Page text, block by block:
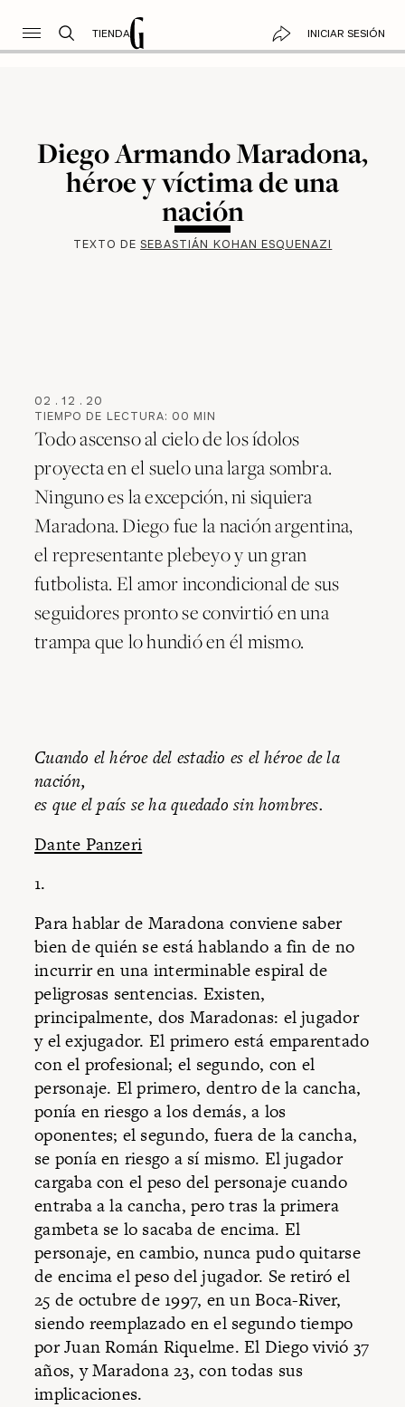
TIENDA INICIAR SESIÓN
Diego Armando Maradona,
héroe y víctima de una
nación
TEXTO DE SEBASTIÁN KOHAN ESQUENAZI
02 . 12 . 20
TIEMPO DE LECTURA: 00 MIN
Todo ascenso al cielo de los ídolos
proyecta en el suelo una larga sombra.
Ninguno es la excepción, ni siquiera
Maradona. Diego fue la nación argentina,
el representante plebeyo y un gran
futbolista. El amor incondicional de sus
seguidores pronto se convirtió en una
trampa que lo hundió en él mismo.
Cuando el héroe del estadio es el héroe de la
nación,
es que el país se ha quedado sin hombres.
Dante Panzeri
1.
Para hablar de Maradona conviene saber
bien de quién se está hablando a fin de no
incurrir en una interminable espiral de
peligrosas sentencias. Existen,
principalmente, dos Maradonas: el jugador
y el exjugador. El primero está emparentado
con el profesional; el segundo, con el
personaje. El primero, dentro de la cancha,
ponía en riesgo a los demás, a los
oponentes; el segundo, fuera de la cancha,
se ponía en riesgo a sí mismo. El jugador
cargaba con el peso del personaje cuando
entraba a la cancha, pero tras la primera
gambeta se lo sacaba de encima. El
personaje, en cambio, nunca pudo quitarse
de encima el peso del jugador. Se retiró el
25 de octubre de 1997, en un Boca-River,
siendo reemplazado en el segundo tiempo
por Juan Román Riquelme. El Diego vivió 37
años, y Maradona 23, con todas sus
implicaciones.